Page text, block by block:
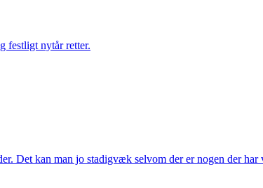
festligt nytår retter.
Det kan man jo stadigvæk selvom der er nogen der